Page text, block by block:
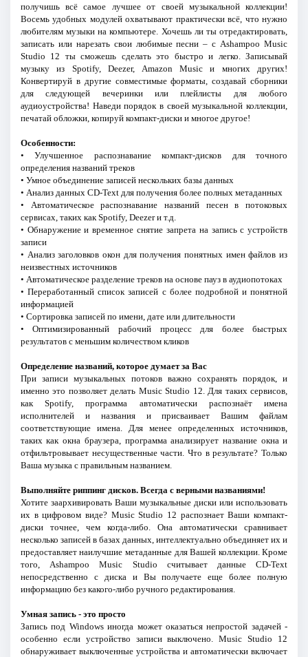
получишь всё самое лучшее от своей музыкальной коллекции!
Восемь удобных модулей охватывают практически всё, что нужно
любителям музыки на компьютере. Хочешь ли ты отредактировать,
записать или нарезать свои любимые песни – с Ashampoo Music
Studio 12 ты сможешь сделать это быстро и легко. Записывай
музыку из Spotify, Deezer, Amazon Music и многих других!
Конвертируй в другие совместимые форматы, создавай сборники
для следующей вечеринки или плейлисты для любого
аудиоустройства! Наведи порядок в своей музыкальной коллекции,
печатай обложки, копируй компакт-диски и многое другое!
Особенности:
• Улучшенное распознавание компакт-дисков для точного
определения названий треков
• Умное объединение записей нескольких базы данных
• Анализ данных CD-Text для получения более полных метаданных
• Автоматическое распознавание названий песен в потоковых
сервисах, таких как Spotify, Deezer и т.д.
• Обнаружение и временное снятие запрета на запись с устройств
записи
• Анализ заголовков окон для получения понятных имен файлов из
неизвестных источников
• Автоматическое разделение треков на основе пауз в аудиопотоках
• Переработанный список записей с более подробной и понятной
информацией
• Сортировка записей по имени, дате или длительности
• Оптимизированный рабочий процесс для более быстрых
результатов с меньшим количеством кликов
Определение названий, которое думает за Вас
При записи музыкальных потоков важно сохранять порядок, и
именно это позволяет делать Music Studio 12. Для таких сервисов,
как Spotify, программа автоматически распознаёт имена
исполнителей и названия и присваивает Вашим файлам
соответствующие имена. Для менее определенных источников,
таких как окна браузера, программа анализирует название окна и
отфильтровывает несущественные части. Что в результате? Только
Ваша музыка с правильным названием.
Выполняйте риппинг дисков. Всегда с верными названиями!
Хотите заархивировать Ваши музыкальные диски или использовать
их в цифровом виде? Music Studio 12 распознает Ваши компакт-
диски точнее, чем когда-либо. Она автоматически сравнивает
несколько записей в базах данных, интеллектуально объединяет их и
предоставляет наилучшие метаданные для Вашей коллекции. Кроме
того, Ashampoo Music Studio считывает данные CD-Text
непосредственно с диска и Вы получаете еще более полную
информацию без какого-либо ручного редактирования.
Умная запись - это просто
Запись под Windows иногда может оказаться непростой задачей -
особенно если устройство записи выключено. Music Studio 12
обнаруживает выключенные устройства и автоматически включает